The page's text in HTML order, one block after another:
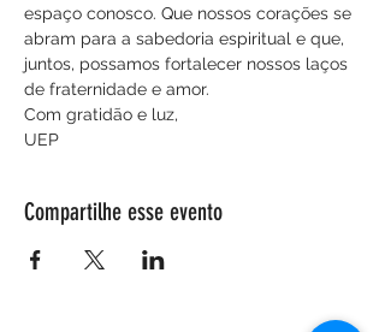
espaço conosco. Que nossos corações se
abram para a sabedoria espiritual e que,
juntos, possamos fortalecer nossos laços
de fraternidade e amor.
Com gratidão e luz,
UEP
Compartilhe esse evento